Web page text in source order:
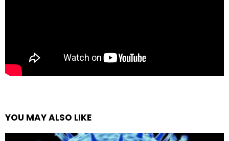
YOU MAY ALSO LIKE